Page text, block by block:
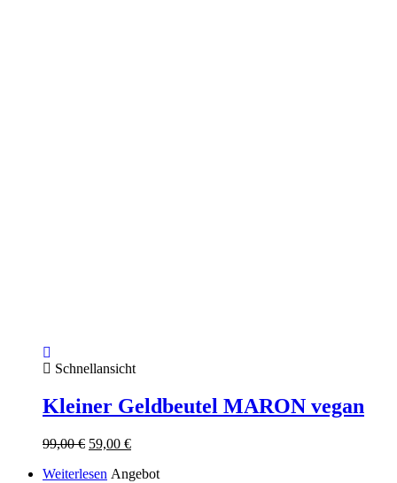
Schnellansicht
Kleiner Geldbeutel MARON vegan
99,00€ Ursprünglicher
war:
59,00 €Aktueller
ist:
Weiterlesen Angebot